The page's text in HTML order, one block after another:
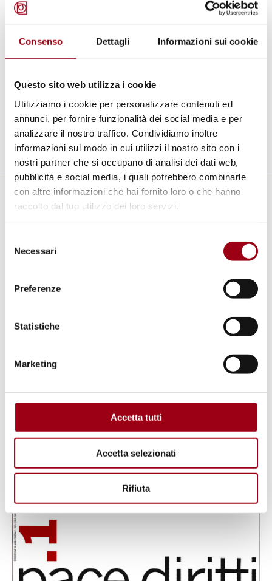
Consenso Dettagli Informazioni sui cookie
Questo sito web utilizza i cookie
Utilizziamo i cookie per personalizzare contenuti ed
annunci, per fornire funzionalità dei social media e per
analizzare il nostro traffico. Condividiamo inoltre
informazioni sul modo in cui utilizzi il nostro sito con i
nostri partner che si occupano di analisi dei dati web,
pubblicità e social media, i quali potrebbero combinarle
con altre informazioni che hai fornito loro o che hanno
raccolto dal tuo utilizzo dei loro servizi.
delNecessari
Preferenze
Statistiche
Marketing
Accetta tutti
Accetta selezionati
Rifiuta
necessary and indispensable ambit of
peace, respect of human rights, brotherhood,
pressing for the intervention of most
competent authorities.
Aggiornato il:09.01.2012
Documenti
Dalla Carta olimpica alla Dichiarazione
universale dei diritti umani, 1894-1948
(Antonella Stelitano - 2009)
(pdf, 104.13
Parole chiave